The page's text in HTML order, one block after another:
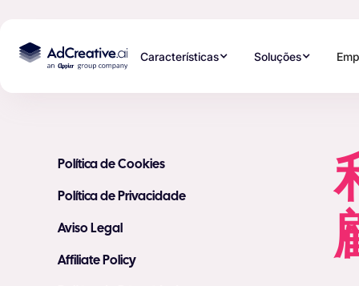
Características Soluções
Política de Cookies
Política de Privacidade
Aviso Legal
Affiliate Policy